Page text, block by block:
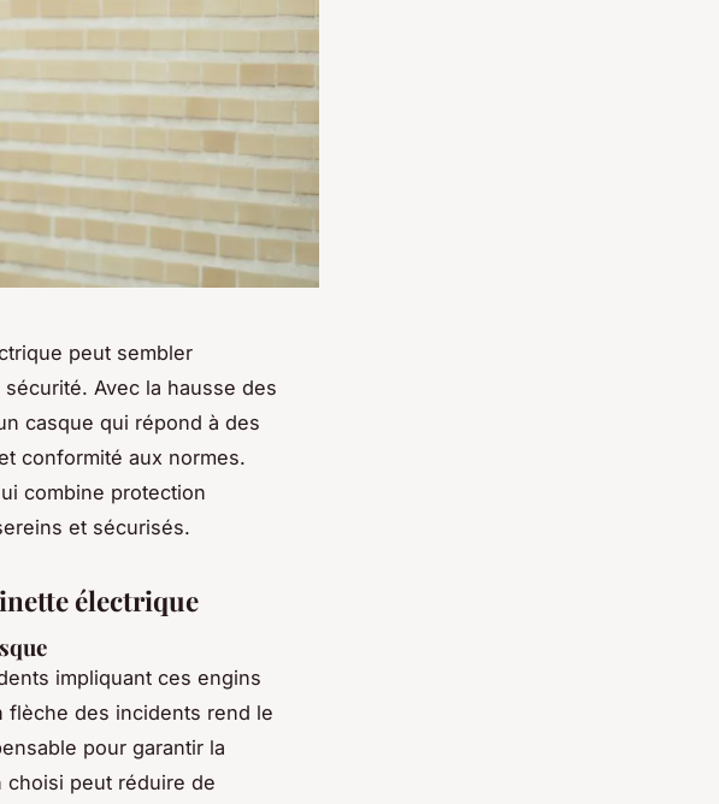
peut sembler
Avec la hausse des
casque qui répond à des
conformité aux normes.
combine protection
et sécurisés.
électrique
impliquant ces engins
flèche des incidents rend le
pour garantir la
choisi peut réduire de